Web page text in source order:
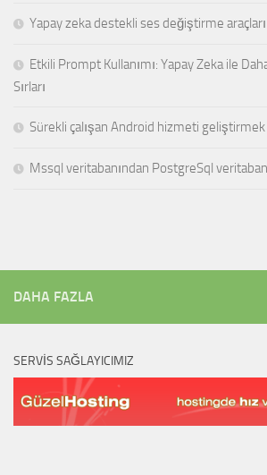
Yapay zeka destekli ses değiştirme araçları
Etkili Prompt Kullanımı: Yapay Zeka ile
Sırları
Sürekli çalışan Android hizmeti geliştirmek
Mssql veritabanından PostgreSql
DAHA FAZLA
SERVIS SAĞLAYICIMIZ